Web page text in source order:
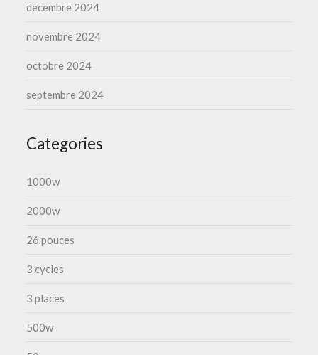
décembre 2024
novembre 2024
octobre 2024
septembre 2024
Categories
1000w
2000w
26 pouces
3 cycles
3 places
500w